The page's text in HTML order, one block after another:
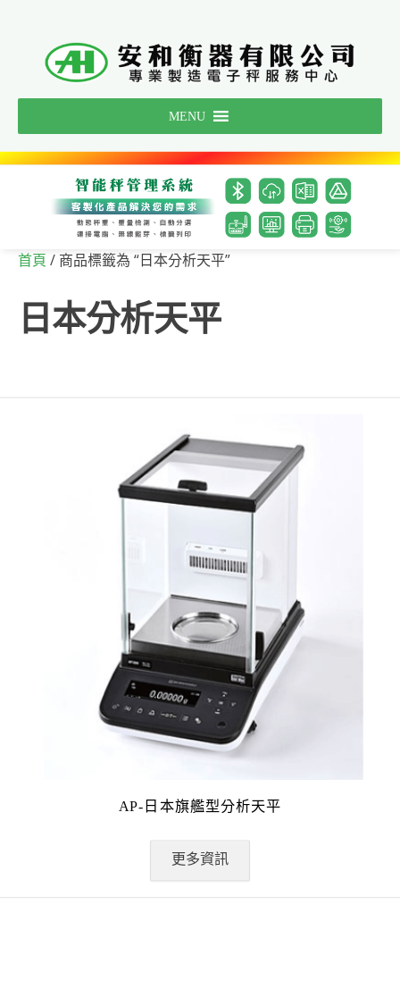
MENU
首頁 / 商品標籤為 “日本分析天平”
日本分析天平
AP-日本旗艦型分析天平
更多資訊